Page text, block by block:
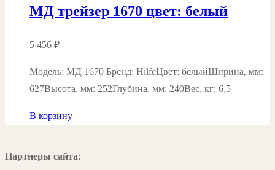
МД трейзер 1670 цвет: белый
5 456 ₽
Модель: MД 1670 Бренд: HilfeЦвет: белыйШирина, мм:
627Высота, мм: 252Глубина, мм: 240Вес, кг: 6,5
В корзину
Партнеры сайта: